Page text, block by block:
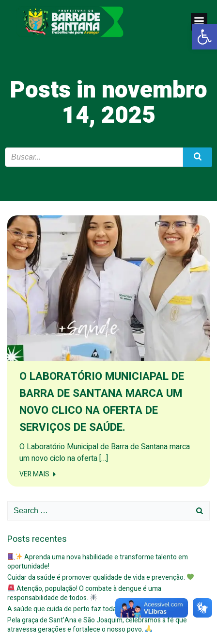
Abrir
Pular
para
o
conteúdo
Posts in novembro
14, 2025
O LABORATÓRIO MUNICIAPAL DE
BARRA DE SANTANA MARCA UM
NOVO CLICO NA OFERTA DE
SERVIÇOS DE SAÚDE.
O Laboratório Municipal de Barra de Santana marca
um novo ciclo na oferta […]
VER MAIS
Search
Posts recentes
Aprenda uma nova habilidade e transforme talento em
oportunidade!
Cuidar da saúde é promover qualidade de vida e prevenção.
Atenção, população! O combate à dengue é uma
responsabilidade de todos.
A saúde que cuida de perto faz toda a diferença!
Pela graça de Sant’Ana e São Joaquim, celebramos a fé que
atravessa gerações e fortalece o nosso povo.